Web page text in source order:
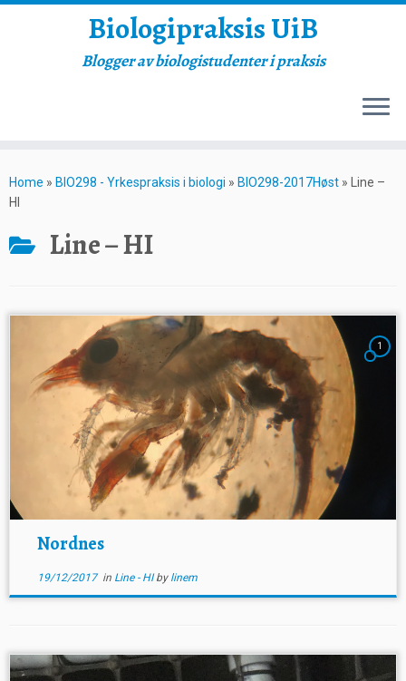
to
content
Biologipraksis UiB
Blogger av biologistudenter i praksis
Home » BIO298 - Yrkespraksis i biologi » BIO298-2017Høst »
Line –
HI
Line – HI
1
Nordnes
19/12/2017in Line - HIby linem